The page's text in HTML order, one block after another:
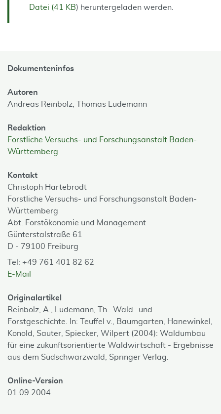
Datei (41 KB) heruntergeladen werden.
Dokumenteninfos
Autoren
Andreas Reinbolz,
Thomas Ludemann
Redaktion
Forstliche Versuchs- und Forschungsanstalt Baden-
Württemberg
Kontakt
Christoph Hartebrodt
Forstliche Versuchs- und Forschungsanstalt Baden-
Württemberg
Abt. Forstökonomie und Management
Günterstalstraße 61
D - 79100 Freiburg
Tel: +49 761 401 82 62
E-Mail
Originalartikel
Reinbolz, A., Ludemann, Th.: Wald- und
Forstgeschichte. In: Teuffel v., Baumgarten, Hanewinkel,
Konold, Sauter, Spiecker, Wilpert (2004): Waldumbau
für eine zukunftsorientierte Waldwirtschaft - Ergebnisse
aus dem Südschwarzwald, Springer Verlag.
Online-Version
01.09.2004